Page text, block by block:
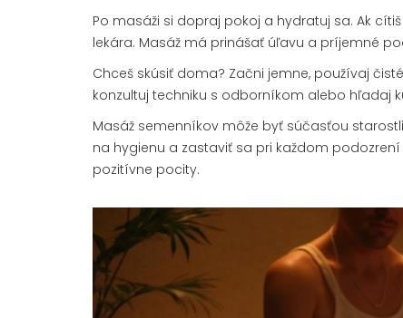
Po masáži si dopraj pokoj a hydratuj sa. Ak
lekára. Masáž má prinášať úľavu a príjemné
Chceš skúsiť doma? Začni jemne, používaj
konzultuj techniku s odborníkom alebo hľadaj
Masáž semenníkov môže byť súčasťou
na hygienu a zastaviť sa pri každom
pozitívne pocity.